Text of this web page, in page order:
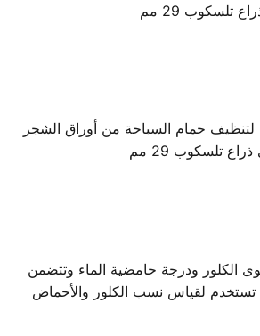
تلسكوب 29 مم
حمام السباحة من أوراق الشجر
تلسكوب 29 مم
الكلور ودرجة حامضية الماء وتتضمن
تستخدم لقياس نسب الكلور والأحماض